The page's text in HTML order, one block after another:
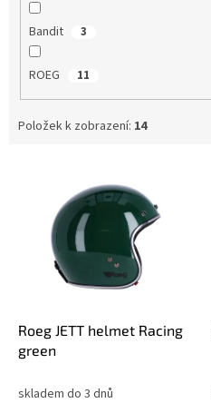
Bandit 3
ROEG 11
Položek k zobrazení: 14
Roeg JETT helmet Racing
green
skladem do 3 dnů